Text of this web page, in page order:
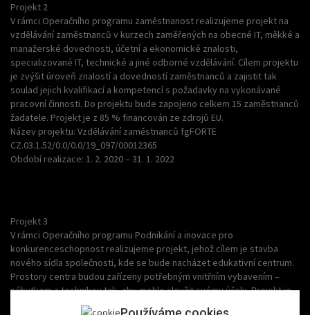
Projekt 2
V rámci Operačního programu zaměstnanost realizujeme projekt na
vzdělávání zaměstnanců v kurzech zaměřených na obecné IT, měkké a
manažerské dovednosti, účetní a ekonomické znalosti,
specializované IT, technické a jiné odborné vzdělávání. Cílem projektu
je zvýšit úroveň znalostí a dovedností zaměstnanců a zajistit tak
soulad jejich kvalifikací a kompetencí s požadavky na vykonávané
pracovní činnosti. Do projektu bude zapojeno celkem 15 zaměstnanců
žadatele. Projekt je z 85 % financován ze zdrojů EU.
Název projektu: Vzdělávání zaměstnanců fgFORTE
CZ.03.1.52/0.0/0.0/19_097/00012365
Období realizace: 1. 2. 2020 – 31. 1. 2022
Projekt 3
V rámci Operačního programu Podnikání a inovace pro
konkurenceschopnost realizujeme projekt, jehož cílem je stavba
nového sídla společnosti, kde se bude nacházet edukativní centrum.
Prostory centra budou zařízeny potřebným vnitřním vybavením –
nábytkem a technikou tak, aby mohlo sloužit svému účelu. Projekt je
spolufinancován Evropskou unií.